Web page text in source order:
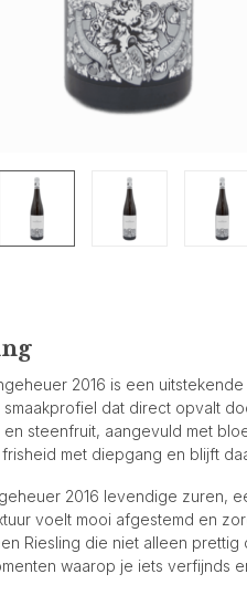
2016 is een
dat direct opvalt
en steenfruit, aangevuld met
met diepgang en blijft
2016 levendige zuren,
voelt mooi afgestemd en
Riesling die niet alleen
waarop je iets verfijnds